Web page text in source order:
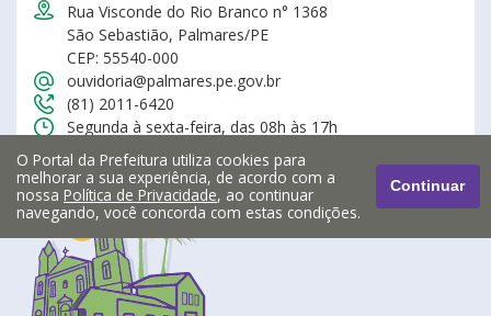
Rua Visconde do Rio Branco n° 1368
São Sebastião, Palmares/PE
CEP: 55540-000
ouvidoria@palmares.pe.gov.br
(81) 2011-6420
Segunda à sexta-feira, das 08h às 17h
O Portal da Prefeitura utiliza cookies para
melhorar a sua experiência, de acordo com a
nossa Política de Privacidade, ao continuar
navegando, você concorda com estas condições.
Continuar